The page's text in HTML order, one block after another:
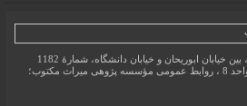
تهران، خیابان انقلاب اسلامی، بین خیابان ابوریحان و خیابان دانشگاه، شمارۀ 1182
(ساختمان فروردین)، طبقۀ دوم، واحد 8 ، روابط عمومی مؤسسه پژوهی میراث مکتوب؛